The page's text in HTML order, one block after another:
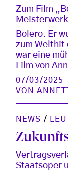
Zum Film
Bolero. Er
zum Welthit
war eine
Film von
07/03/2025
VON
NEWS /
Staatsoper